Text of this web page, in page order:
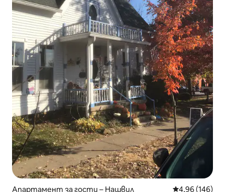
Апартамент за гости – Нашвил Средна
4,96 (146)